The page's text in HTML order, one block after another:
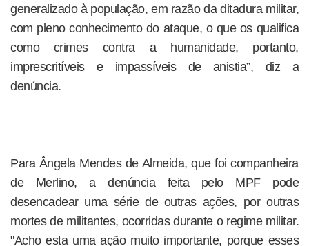
generalizado à população, em razão da ditadura militar,
com pleno conhecimento do ataque, o que os qualifica
como crimes contra a humanidade, portanto,
imprescritíveis e impassíveis de anistia”, diz a
denúncia.
Para Ângela Mendes de Almeida, que foi companheira
de Merlino, a denúncia feita pelo MPF pode
desencadear uma série de outras ações, por outras
mortes de militantes, ocorridas durante o regime militar.
"Acho esta uma ação muito importante, porque esses